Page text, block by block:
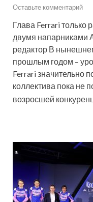
Оставьте комментарий
Глава Ferrari только
двумя напарниками
редактор В
прошлым годом –
Ferrari значительно
коллектива пока не
возросшей